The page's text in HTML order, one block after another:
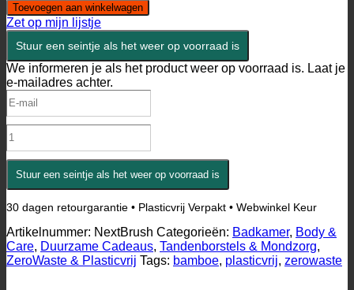
Toevoegen aan winkelwagen
Zet op mijn lijstje
Stuur een seintje als het weer op voorraad is
We informeren je als het product weer op voorraad is. Laat je
e-mailadres achter.
Stuur een seintje als het weer op voorraad is
30 dagen retourgarantie • Plasticvrij Verpakt • Webwinkel Keur
Artikelnummer: NextBrush Categorieën: Badkamer, Body &
Care, Duurzame Cadeaus, Tandenborstels & Mondzorg,
ZeroWaste & Plasticvrij Tags: bamboe, plasticvrij, zerowaste